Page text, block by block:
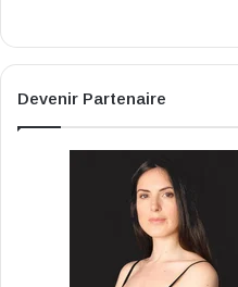
Devenir Partenaire